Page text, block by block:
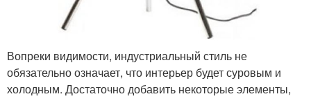
Вопреки видимости, индустриальный стиль не
обязательно означает, что интерьер будет суровым и
холодным. Достаточно добавить некоторые элементы,